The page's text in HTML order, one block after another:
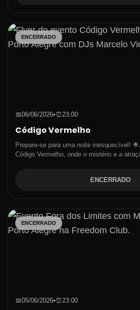
ENCERRADO
📅06/06/2026•⏰23:00
Código Vermelho
Prepare-se para uma noite inesquecível!
Código Vermelho, onde o mistério e a
ENCERRADO
ENCERRADO
📅05/06/2026•⏰23:00